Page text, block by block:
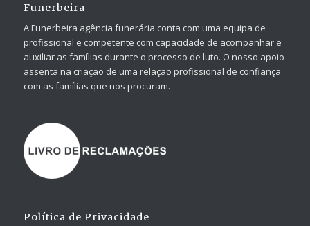
Funerbeira
A Funerbeira agência funerária conta com uma equipa de
profissional e competente com capacidade de acompanhar e
auxiliar as famílias durante o processo de luto. O nosso apoio
assenta na criação de uma relação profissional de confiança
com as famílias que nos procuram.
Política de Privacidade